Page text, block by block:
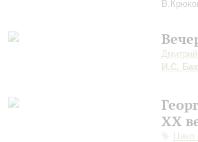
И.С. Бах
XX
Цикл